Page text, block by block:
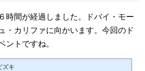
時間が経過しました。ドバイ・モー
・カリファに向かいます。今回のド
ントですね。
ズキ